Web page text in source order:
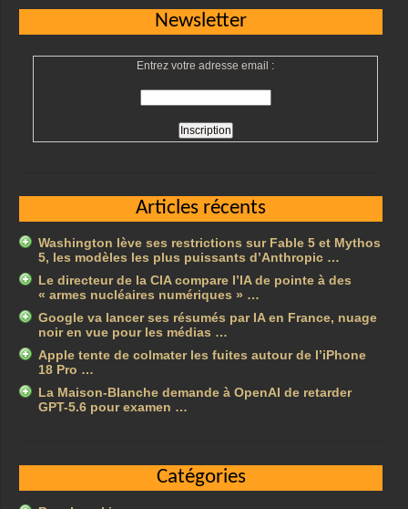
Newsletter
Entrez votre adresse email :
Articles récents
Washington lève ses restrictions sur Fable 5 et Mythos
5, les modèles les plus puissants d’Anthropic …
Le directeur de la CIA compare l’IA de pointe à des
« armes nucléaires numériques » …
Google va lancer ses résumés par IA en France, nuage
noir en vue pour les médias …
Apple tente de colmater les fuites autour de l’iPhone
18 Pro …
La Maison-Blanche demande à OpenAI de retarder
GPT-5.6 pour examen …
Catégories